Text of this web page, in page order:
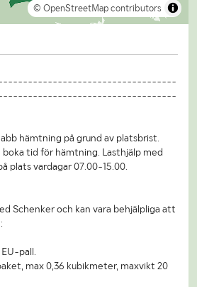
© OpenStreetMap contributors
hämtning på grund av platsbrist.
tid för hämtning. Lasthjälp med
plats vardagar 07.00-15.00.
Schenker och kan vara behjälpliga att
pall.
max 0,36 kubikmeter, maxvikt 20